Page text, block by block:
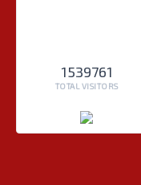
1539761
TOTAL VISITORS